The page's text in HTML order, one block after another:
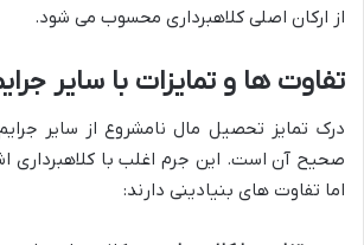
از ارکان اصلی کلاهبرداری محسوب می شود.
تفاوت ها و تمایزات با سایر
درک تمایز تحصیل مال نامشروع از سایر
صحیح آن است. این جرم اغلب با کلاهبرداری
اما تفاوت های بنیادینی دارند: